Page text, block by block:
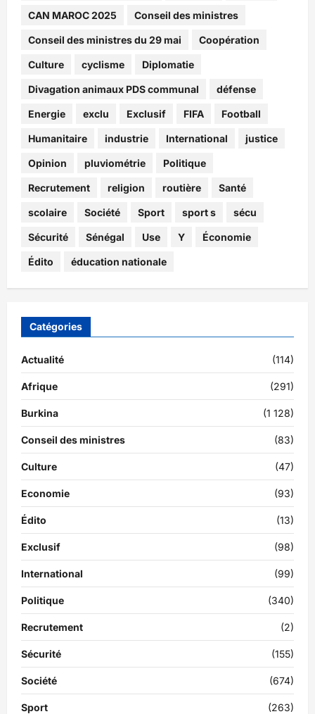
CAN MAROC 2025 Conseil des ministres
Conseil des ministres du 29 mai Coopération
Culture cyclisme Diplomatie
Divagation animaux PDS communal défense
Energie exclu Exclusif FIFA Football
Humanitaire industrie International justice
Opinion pluviométrie Politique
Recrutement religion routière Santé
scolaire Société Sport sport s sécu
Sécurité Sénégal Use Y Économie
Édito éducation nationale
Catégories
Actualité (114)
Afrique (291)
Burkina (1 128)
Conseil des ministres (83)
Culture (47)
Economie (93)
Édito (13)
Exclusif (98)
International (99)
Politique (340)
Recrutement (2)
Sécurité (155)
Société (674)
Sport (263)